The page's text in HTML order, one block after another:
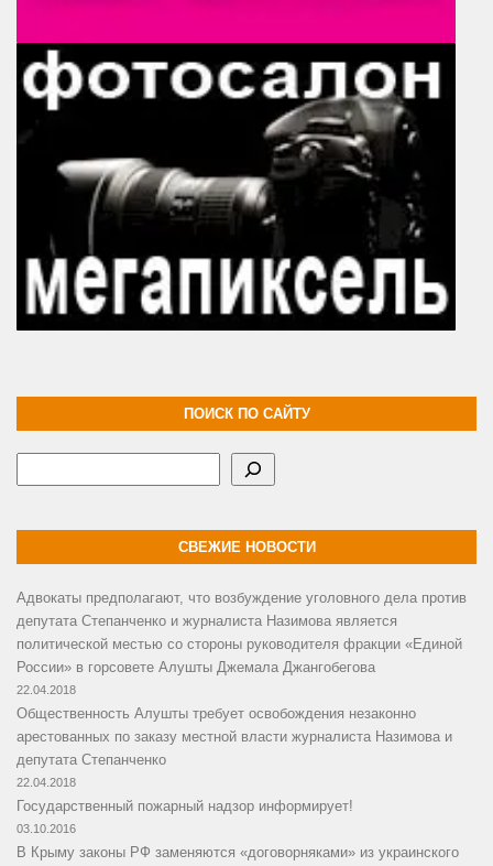
ПОИСК ПО САЙТУ
СВЕЖИЕ НОВОСТИ
Адвокаты предполагают, что возбуждение уголовного дела против
депутата Степанченко и журналиста Назимова является
политической местью со стороны руководителя фракции «Единой
России» в горсовете Алушты Джемала Джангобегова
22.04.2018
Общественность Алушты требует освобождения незаконно
арестованных по заказу местной власти журналиста Назимова и
депутата Степанченко
22.04.2018
Государственный пожарный надзор информирует!
03.10.2016
В Крыму законы РФ заменяются «договорняками» из украинского